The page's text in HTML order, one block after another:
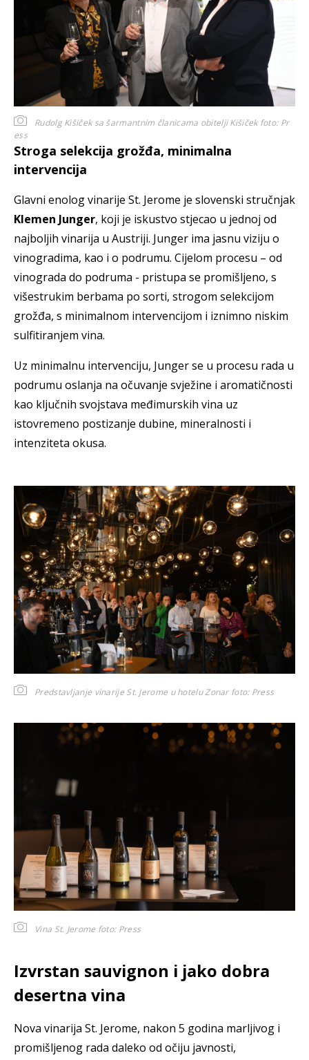
Rudolg Kišiček sa šarmantnim članicama obitelji Kišiček foto: Pr
ess
Stroga selekcija grožđa, minimalna
intervencija
Glavni enolog vinarije St. Jerome je slovenski stručnjak
Klemen Junger, koji je iskustvo stjecao u jednoj od
najboljih vinarija u Austriji. Junger ima jasnu viziju o
vinogradima, kao i o podrumu. Cijelom procesu – od
vinograda do podruma - pristupa se promišljeno, s
višestrukim berbama po sorti, strogom selekcijom
grožđa, s minimalnom intervencijom i iznimno niskim
sulfitiranjem vina.
Uz minimalnu intervenciju, Junger se u procesu rada u
podrumu oslanja na očuvanje svježine i aromatičnosti
kao ključnih svojstava međimurskih vina uz
istovremeno postizanje dubine, mineralnosti i
intenziteta okusa.
Predstavljanje vinarije St. Jerome u hotelu Zonar foto: Press
Vina St. Jerome foto: Press
Izvrstan sauvignon i jako dobra
desertna vina
Nova vinarija St. Jerome, nakon 5 godina marljivog i
promišljenog rada daleko od očiju javnosti,